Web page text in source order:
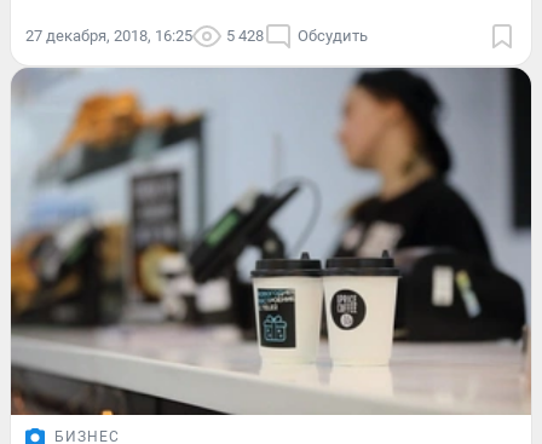
27 декабря, 2018, 16:25 5 428 Обсудить
БИЗНЕС